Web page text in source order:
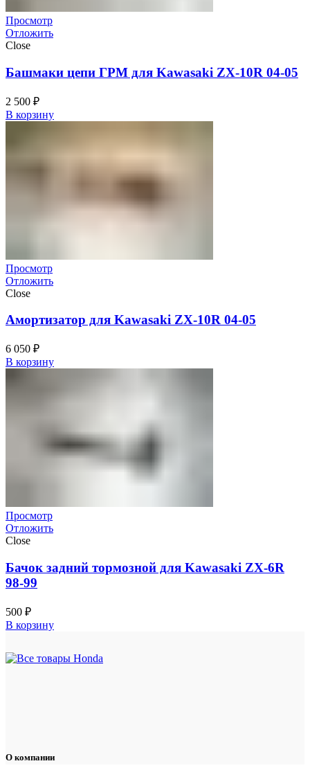
Просмотр
Отложить
Close
Башмаки цепи ГРМ для Kawasaki ZX-10R 04-05
2 500 ₽
В корзину
Просмотр
Отложить
Close
Амортизатор для Kawasaki ZX-10R 04-05
6 050 ₽
В корзину
Просмотр
Отложить
Close
Бачок задний тормозной для Kawasaki ZX-6R
98-99
500 ₽
В корзину
О компании